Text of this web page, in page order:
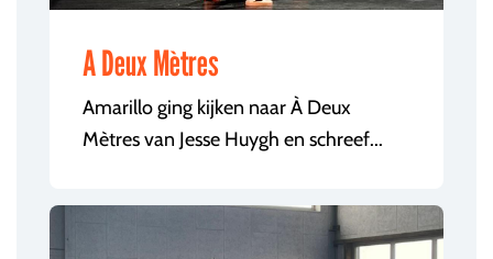
A Deux Mètres
Amarillo ging kijken naar À Deux
Mètres van Jesse Huygh en schreef...